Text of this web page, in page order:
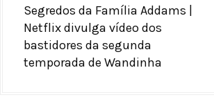
Segredos da Família Addams |
Netflix divulga vídeo dos
bastidores da segunda
temporada de Wandinha